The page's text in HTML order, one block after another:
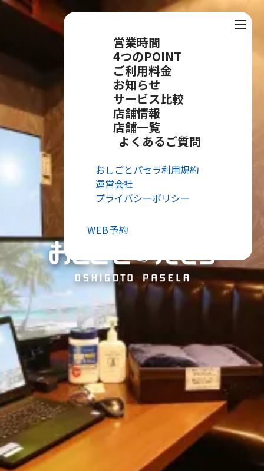
営業時間
4つのPOINT
ご利用料金
お知らせ
サービス比較
店舗情報
店舗一覧
よくあるご質問
おしごとパセラ利用規約
運営会社
プライバシーポリシー
WEB予約